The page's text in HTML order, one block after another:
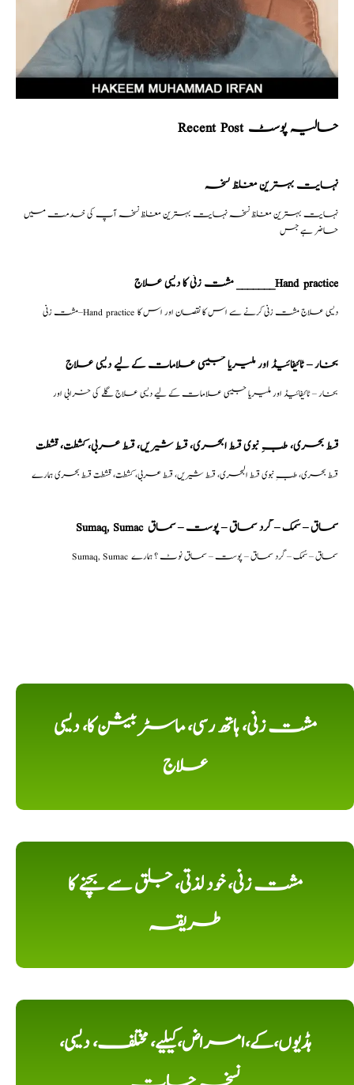
Recent Post حالیہ پوسٹ
نہایت بہترین مغلظ نسخہ
نہایت بہترین مغلظ نسخہ نہایت بہترین مغلظ نسخہ آپ کی خدمت میں
حاضر ہے جس
مشت زنی کا دیسی علاج _______Hand practice
مشت زنی–Hand practice دیسی علاج مشت زنی کرنے سے اس کا نقصان اور اس کا
بخار – ٹائیفائیڈ اور ملیریا جیسی علامات کے لیے دیسی علاج
بخار – ٹائیفائیڈ اور ملیریا جیسی علامات کے لیے دیسی علاج گلے کی خرابی اور
قسط بحری، طبِ نبوی قسط البحری، قسط شیریں، قسط عربی، كشطت، قشطت
قسط بحری، طبِ نبوی قسط البحری، قسط شیریں، قسط عربی، كشطت، قشطت قسط بحری ہمارے
Sumaq, Sumac سماق – سُمک – گرد سماق – پوست – سماق
Sumaq, Sumac سماق – سُمک – گرد سماق – پوست – سماق نوٹ ؟ ہمارے
مشت زنی، ہاتھ رسی، ماسٹر بیشن کا، دیسی
علاج
مشت زنی، خود لذتی، جلق سے بچنے کا
طریقہ
ہڈیوں،کے،امراض،کیلیے، مختلف، دیسی،